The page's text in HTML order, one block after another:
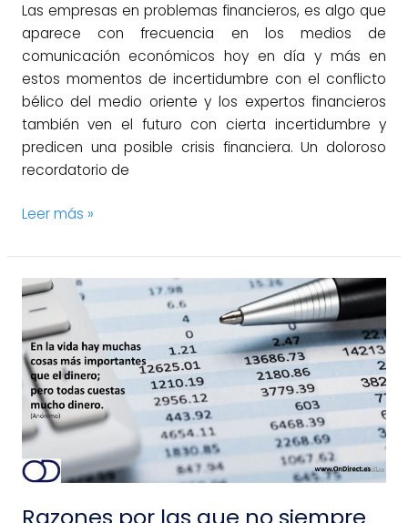
Las empresas en problemas financieros, es algo que
aparece con frecuencia en los medios de
comunicación económicos hoy en día y más en
estos momentos de incertidumbre con el conflicto
bélico del medio oriente y los expertos financieros
también ven el futuro con cierta incertidumbre y
predicen una posible crisis financiera. Un doloroso
recordatorio de
Leer más »
Razones
por
las
que
no
siempre
puedes
confiar
en
cuentas